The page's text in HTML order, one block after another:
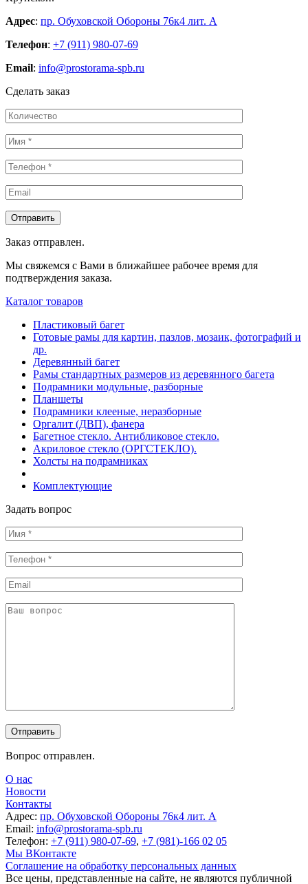
Адрес: пр. Обуховской Обороны 76к4 лит. А
Телефон: +7 (911) 980-07-69
Email: info@prostorama-spb.ru
Сделать заказ
Заказ отправлен.
Мы свяжемся с Вами в ближайшее рабочее время для
подтверждения заказа.
Каталог товаров
Пластиковый багет
Готовые рамы для картин, пазлов, мозаик, фотографий и
др.
Деревянный багет
Рамы стандартных размеров из деревянного багета
Подрамники модульные, разборные
Планшеты
Подрамники клееные, неразборные
Оргалит (ДВП), фанера
Багетное стекло. Антибликовое стекло.
Акриловое стекло (ОРГСТЕКЛО).
Холсты на подрамниках
Комплектующие
Задать вопрос
Вопрос отправлен.
О нас
Новости
Контакты
Адрес: пр. Обуховской Обороны 76к4 лит. А
Email: info@prostorama-spb.ru
Телефон: +7 (911) 980-07-69, +7 (981)-166 02 05
Мы ВКонтакте
Соглашение на обработку персональных данных
Все цены, представленные на сайте, не являются публичной